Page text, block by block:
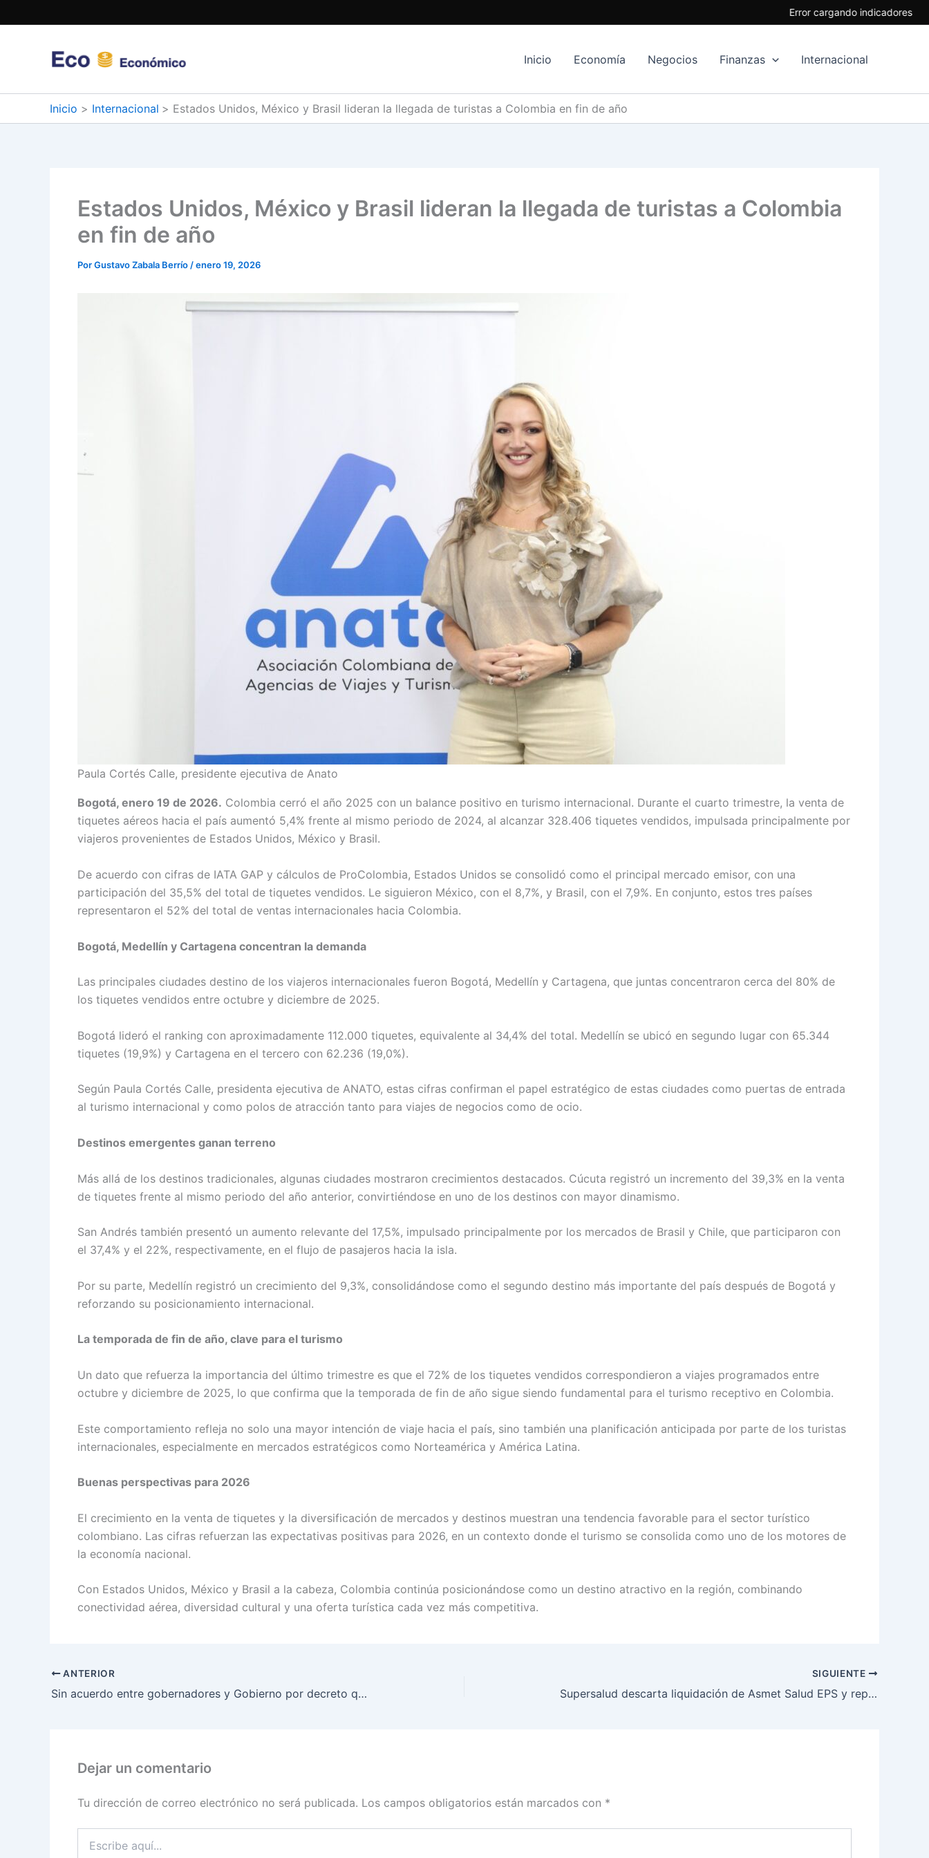
Error cargando indicadores
al
Inicio
Economía Negocios Finanzas Internacional
Inicio Internacional Estados Unidos, México y Brasil lideran la llegada de turistas a Colombia en fin de año
Estados Unidos, México y Brasil lideran la llegada de turistas a Colombia
en fin de año
PorGustavo Zabala Berrío/enero 19, 2026
Paula Cortés Calle, presidente ejecutiva de Anato
Bogotá, enero 19 de 2026. Colombia cerró el año 2025 con un balance positivo en turismo internacional. Durante el cuarto trimestre, la venta de
tiquetes aéreos hacia el país aumentó 5,4% frente al mismo periodo de 2024, al alcanzar 328.406 tiquetes vendidos, impulsada principalmente por
viajeros provenientes de Estados Unidos, México y Brasil.
De acuerdo con cifras de IATA GAP y cálculos de ProColombia, Estados Unidos se consolidó como el principal mercado emisor, con una
participación del 35,5% del total de tiquetes vendidos. Le siguieron México, con el 8,7%, y Brasil, con el 7,9%. En conjunto, estos tres países
representaron el 52% del total de ventas internacionales hacia Colombia.
Bogotá, Medellín y Cartagena concentran la demanda
Las principales ciudades destino de los viajeros internacionales fueron Bogotá, Medellín y Cartagena, que juntas concentraron cerca del 80% de
los tiquetes vendidos entre octubre y diciembre de 2025.
Bogotá lideró el ranking con aproximadamente 112.000 tiquetes, equivalente al 34,4% del total. Medellín se ubicó en segundo lugar con 65.344
tiquetes (19,9%) y Cartagena en el tercero con 62.236 (19,0%).
Según Paula Cortés Calle, presidenta ejecutiva de ANATO, estas cifras confirman el papel estratégico de estas ciudades como puertas de entrada
al turismo internacional y como polos de atracción tanto para viajes de negocios como de ocio.
Destinos emergentes ganan terreno
Más allá de los destinos tradicionales, algunas ciudades mostraron crecimientos destacados. Cúcuta registró un incremento del 39,3% en la venta
de tiquetes frente al mismo periodo del año anterior, convirtiéndose en uno de los destinos con mayor dinamismo.
San Andrés también presentó un aumento relevante del 17,5%, impulsado principalmente por los mercados de Brasil y Chile, que participaron con
el 37,4% y el 22%, respectivamente, en el flujo de pasajeros hacia la isla.
Por su parte, Medellín registró un crecimiento del 9,3%, consolidándose como el segundo destino más importante del país después de Bogotá y
reforzando su posicionamiento internacional.
La temporada de fin de año, clave para el turismo
Un dato que refuerza la importancia del último trimestre es que el 72% de los tiquetes vendidos correspondieron a viajes programados entre
octubre y diciembre de 2025, lo que confirma que la temporada de fin de año sigue siendo fundamental para el turismo receptivo en Colombia.
Este comportamiento refleja no solo una mayor intención de viaje hacia el país, sino también una planificación anticipada por parte de los turistas
internacionales, especialmente en mercados estratégicos como Norteamérica y América Latina.
Buenas perspectivas para 2026
El crecimiento en la venta de tiquetes y la diversificación de mercados y destinos muestran una tendencia favorable para el sector turístico
colombiano. Las cifras refuerzan las expectativas positivas para 2026, en un contexto donde el turismo se consolida como uno de los motores de
la economía nacional.
Con Estados Unidos, México y Brasil a la cabeza, Colombia continúa posicionándose como un destino atractivo en la región, combinando
conectividad aérea, diversidad cultural y una oferta turística cada vez más competitiva.
ANTERIOR
Sin acuerdo entre gobernadores y Gobierno por decreto que aumenta impuestos a licores y cigarrillos
SIGUIENTE
Supersalud descarta liquidación de Asmet Salud EPS y reporta avances en su estabilización
Dejar un comentario
Tu dirección de correo electrónico no será publicada. Los campos obligatorios están marcados con *
aquí...